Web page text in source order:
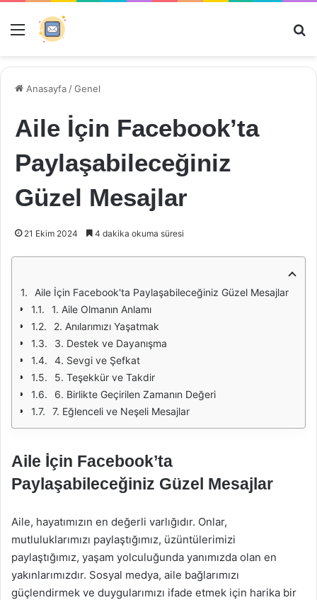
Menü
Anasayfa /Genel
Aile İçin Facebook’ta
Paylaşabileceğiniz
Güzel Mesajlar
21 Ekim 2024 4 dakika okuma süresi
Aile İçin Facebook'ta Paylaşabileceğiniz Güzel Mesajlar
1. Aile Olmanın Anlamı
2. Anılarımızı Yaşatmak
3. Destek ve Dayanışma
4. Sevgi ve Şefkat
5. Teşekkür ve Takdir
6. Birlikte Geçirilen Zamanın Değeri
7. Eğlenceli ve Neşeli Mesajlar
Aile İçin Facebook’ta
Paylaşabileceğiniz Güzel Mesajlar
Aile, hayatımızın en değerli varlığıdır. Onlar,
mutluluklarımızı paylaştığımız, üzüntülerimizi
paylaştığımız, yaşam yolculuğunda yanımızda olan en
yakınlarımızdır. Sosyal medya, aile bağlarımızı
güçlendirmek ve duygularımızı ifade etmek için harika bir